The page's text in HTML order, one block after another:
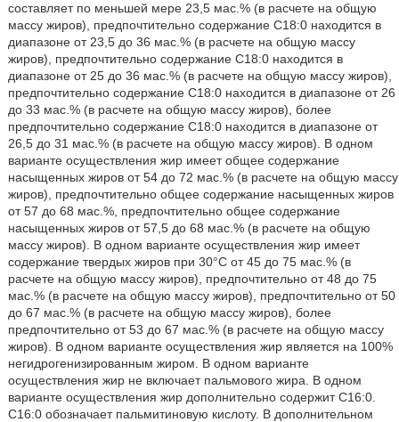
составляет по меньшей мере 23,5 мас.% (в расчете на общую
массу жиров), предпочтительно содержание C18:0 находится в
диапазоне от 23,5 до 36 мас.% (в расчете на общую массу
жиров), предпочтительно содержание C18:0 находится в
диапазоне от 25 до 36 мас.% (в расчете на общую массу жиров),
предпочтительно содержание C18:0 находится в диапазоне от 26
до 33 мас.% (в расчете на общую массу жиров), более
предпочтительно содержание C18:0 находится в диапазоне от
26,5 до 31 мас.% (в расчете на общую массу жиров). В одном
варианте осуществления жир имеет общее содержание
насыщенных жиров от 54 до 72 мас.% (в расчете на общую массу
жиров), предпочтительно общее содержание насыщенных жиров
от 57 до 68 мас.%, предпочтительно общее содержание
насыщенных жиров от 57,5 до 68 мас.% (в расчете на общую
массу жиров). В одном варианте осуществления жир имеет
содержание твердых жиров при 30°C от 45 до 75 мас.% (в
расчете на общую массу жиров), предпочтительно от 48 до 75
мас.% (в расчете на общую массу жиров), предпочтительно от 50
до 67 мас.% (в расчете на общую массу жиров), более
предпочтительно от 53 до 67 мас.% (в расчете на общую массу
жиров). В одном варианте осуществления жир является на 100%
негидрогенизированным жиром. В одном варианте
осуществления жир не включает пальмового жира. В одном
варианте осуществления жир дополнительно содержит C16:0.
C16:0 обозначает пальмитиновую кислоту. В дополнительном